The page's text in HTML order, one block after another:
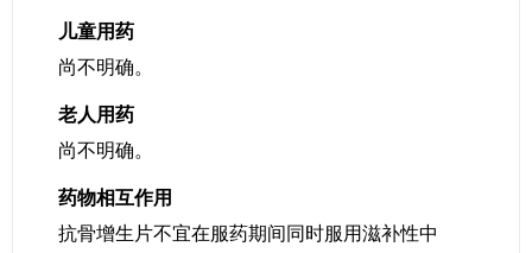
儿童用药
尚不明确。
老人用药
尚不明确。
药物相互作用
抗骨增生片不宜在服药期间同时服用滋补性中